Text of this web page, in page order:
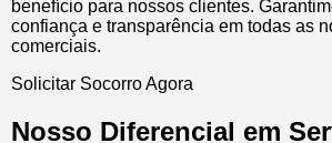
benefício para nossos clientes.
confiança e transparência em todas as
comerciais.
Solicitar Socorro Agora
Nosso Diferencial em